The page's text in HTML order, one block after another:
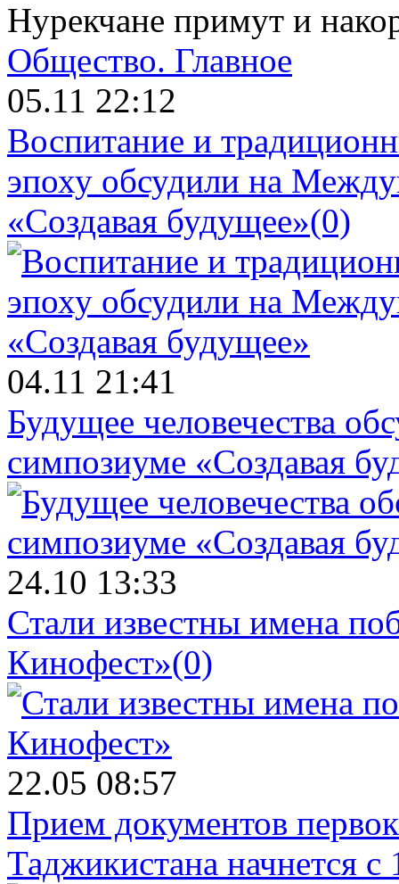
Нурекчане примут и
Общество. Главное
05.11 22:12
Воспитание и
эпоху обсудили на
«Создавая будущее»(0)
04.11 21:41
Будущее человечества
симпозиуме «Создавая
24.10 13:33
Стали известны имена
Кинофест»(0)
22.05 08:57
Прием документов
Таджикистана начнется с